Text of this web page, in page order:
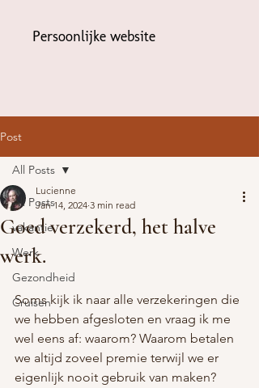
Persoonlijke website
Post
All Posts
vakantie
Werk
Gezondheid
Cruisen
All Posts
Goed verzekerd, het halve
werk.
Lucienne
Jan 14, 2024 3 min read
Soms kijk ik naar alle verzekeringen die
we hebben afgesloten en vraag ik me
wel eens af: waarom? Waarom betalen
we altijd zoveel premie terwijl we er
eigenlijk nooit gebruik van maken?